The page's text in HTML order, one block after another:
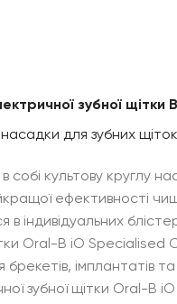
зубної
для зубних
собі культову круглу
ефективності
індивідуальних
Oral-B iO Specialised
брекетів, імплантатів та
зубної щітки Oral-B